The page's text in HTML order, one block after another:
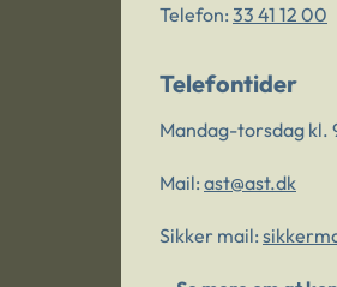
Telefon: 33 41 12 00
Telefontider
Mandag-torsdag kl.
Mail: ast@ast.dk
Sikker mail: